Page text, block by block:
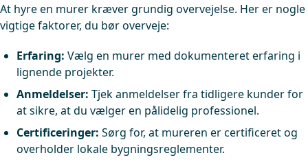
At hyre en murer kræver grundig overvejelse. Her er nogle
vigtige faktorer, du bør overveje:
Erfaring: Vælg en murer med dokumenteret erfaring i
lignende projekter.
Anmeldelser: Tjek anmeldelser fra tidligere kunder for
at sikre, at du vælger en pålidelig professionel.
Certificeringer: Sørg for, at mureren er certificeret og
overholder lokale bygningsreglementer.